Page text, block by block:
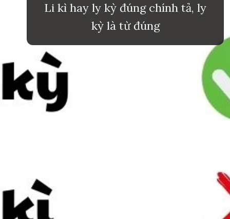
Li kì hay ly kỳ đúng chính tả, ly
kỳ là từ đúng